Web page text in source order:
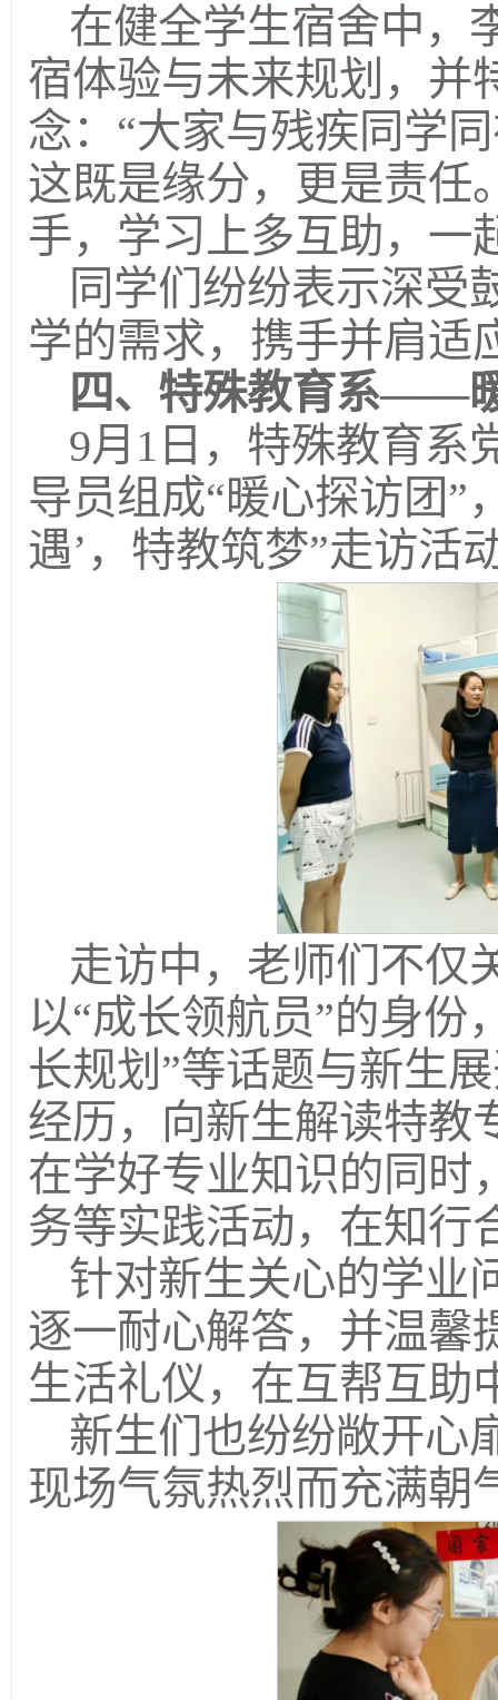
在健全学生宿舍中，
宿体验与未来规划，并
念：“大家与残疾同学
这既是缘分，更是责任
手，学习上多互助，一
同学们纷纷表示深受
学的需求，携手并肩适
四、特殊教育系——
9月1日，特殊教育系
导员组成“暖心探访团”
遇’，特教筑梦”走访活
走访中，老师们不仅
以“成长领航员”的身份
长规划”等话题与新生
经历，向新生解读特教
在学好专业知识的同时
务等实践活动，在知行
针对新生关心的学业
逐一耐心解答，并温馨
生活礼仪，在互帮互助
新生们也纷纷敞开心
现场气氛热烈而充满朝